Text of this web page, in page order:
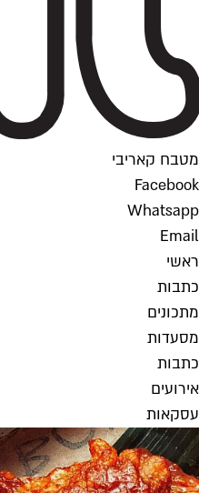
מטבח קאריבי
Facebook
Whatsapp
Email
ראשי
כתבות
מתכונים
מסעדות
כתבות
אירועים
עסקאות